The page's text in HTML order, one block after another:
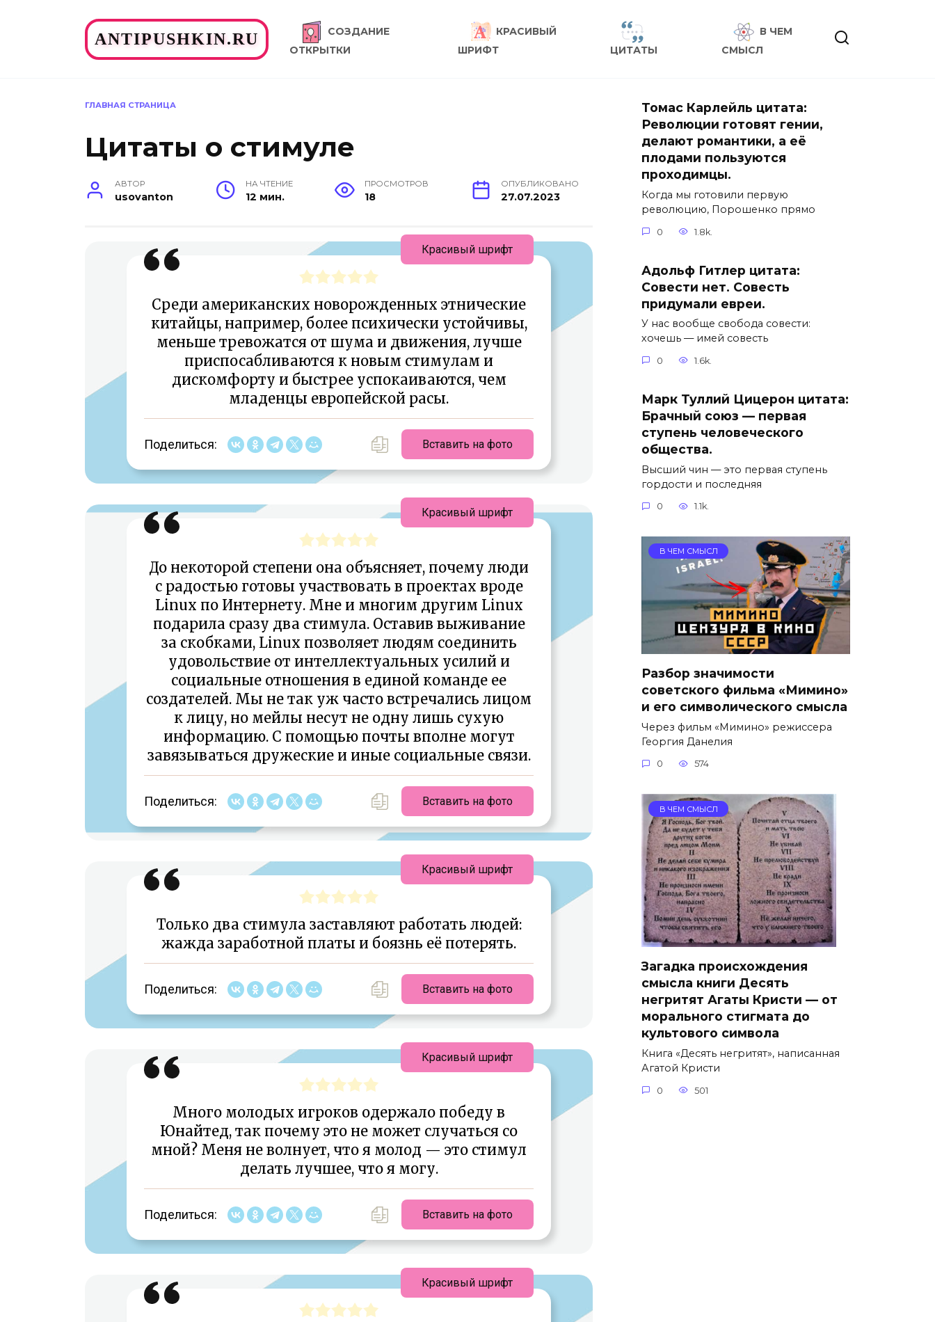
ANTIPUSHKIN.RU
СОЗДАНИЕ
ОТКРЫТКИ
КРАСИВЫЙ
ШРИФТ
ЦИТАТЫ
В ЧЕМ
СМЫСЛ
ГЛАВНАЯ СТРАНИЦА
Цитаты о стимуле
АВТОР
usovanton
НА ЧТЕНИЕ
12 мин.
ПРОСМОТРОВ
18
ОПУБЛИКОВАНО
27.07.2023
Среди американских новорожденных этнические
китайцы, например, более психически устойчивы,
меньше тревожатся от шума и движения, лучше
приспосабливаются к новым стимулам и
дискомфорту и быстрее успокаиваются, чем
младенцы европейской расы.
Поделиться: Вставить на фото
Красивый шрифт
До некоторой степени она объясняет, почему люди
с радостью готовы участвовать в проектах вроде
Linux по Интернету. Мне и многим другим Linux
подарила сразу два стимула. Оставив выживание
за скобками, Linux позволяет людям соединить
удовольствие от интеллектуальных усилий и
социальные отношения в единой команде ее
создателей. Мы не так уж часто встречались лицом
к лицу, но мейлы несут не одну лишь сухую
информацию. С помощью почты вполне могут
завязываться дружеские и иные социальные связи.
Поделиться: Вставить на фото
Красивый шрифт
Только два стимула заставляют работать людей:
жажда заработной платы и боязнь её потерять.
Поделиться: Вставить на фото
Красивый шрифт
Много молодых игроков одержало победу в
Юнайтед, так почему это не может случаться со
мной? Меня не волнует, что я молод — это стимул
делать лучшее, что я могу.
Поделиться: Вставить на фото
Красивый шрифт
Красивый шрифт
Томас Карлейль цитата:
Революции готовят гении,
делают романтики, а её
плодами пользуются
проходимцы.
Когда мы готовили первую
революцию, Порошенко прямо
0 1.8k.
Адольф Гитлер цитата:
Совести нет. Совесть
придумали евреи.
У нас вообще свобода совести:
хочешь — имей совесть
0 1.6k.
Марк Туллий Цицерон цитата:
Брачный союз — первая
ступень человеческого
общества.
Высший чин — это первая ступень
гордости и последняя
0 1.1k.
В ЧЕМ СМЫСЛ
Разбор значимости
советского фильма «Мимино»
и его символического смысла
Через фильм «Мимино» режиссера
Георгия Данелия
0 574
В ЧЕМ СМЫСЛ
Загадка происхождения
смысла книги Десять
негритят Агаты Кристи — от
морального стигмата до
культового символа
Книга «Десять негритят», написанная
Агатой Кристи
0 501